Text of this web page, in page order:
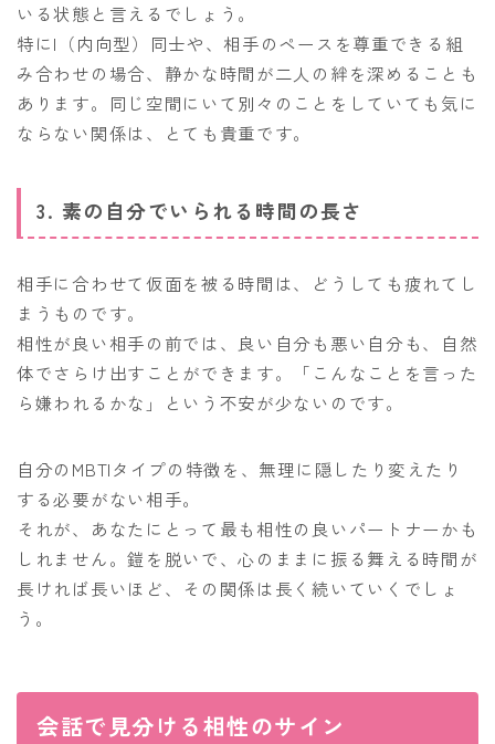
いる状態と言えるでしょう。
特にI（内向型）同士や、相手のペースを尊重できる組
み合わせの場合、静かな時間が二人の絆を深めることも
あります。同じ空間にいて別々のことをしていても気に
ならない関係は、とても貴重です。
3. 素の自分でいられる時間の長さ
相手に合わせて仮面を被る時間は、どうしても疲れてし
まうものです。
相性が良い相手の前では、良い自分も悪い自分も、自然
体でさらけ出すことができます。「こんなことを言った
ら嫌われるかな」という不安が少ないのです。
自分のMBTIタイプの特徴を、無理に隠したり変えたり
する必要がない相手。
それが、あなたにとって最も相性の良いパートナーかも
しれません。鎧を脱いで、心のままに振る舞える時間が
長ければ長いほど、その関係は長く続いていくでしょ
う。
会話で見分ける相性のサイン